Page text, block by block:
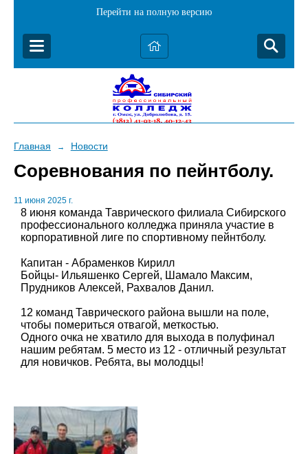
Перейти на полную версию
Главная → Новости
Соревнования по пейнтболу.
11 июня 2025 г.
8 июня команда Таврического филиала Сибирского
профессионального колледжа приняла участие в
корпоративной лиге по спортивному пейнтболу.
Капитан - Абраменков Кирилл
Бойцы- Ильяшенко Сергей, Шамало Максим,
Прудников Алексей, Рахвалов Данил.
12 команд Таврического района вышли на поле,
чтобы помериться отвагой, меткостью.
Одного очка не хватило для выхода в полуфинал
нашим ребятам. 5 место из 12 - отличный результат
для новичков. Ребята, вы молодцы!